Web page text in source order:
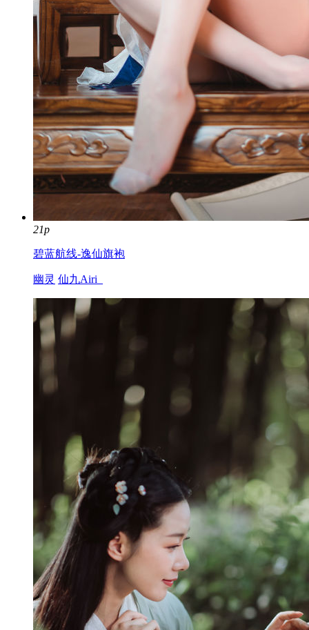
21p
碧蓝航线-逸仙旗袍
幽灵 仙九Airi_